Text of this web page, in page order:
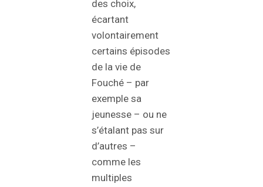
des choix,
écartant
volontairement
certains épisodes
de la vie de
Fouché – par
exemple sa
jeunesse – ou ne
s’étalant pas sur
d’autres –
comme les
multiples